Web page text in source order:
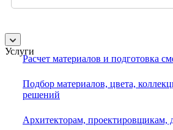
Услуги
Расчет материалов и подготовка
Подбор материалов, цвета,
решений
Архитекторам, проектировщикам,